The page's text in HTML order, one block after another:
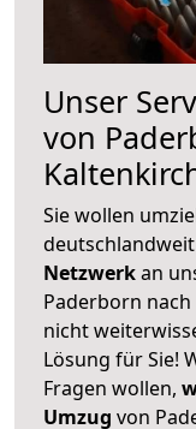
Unser
von
Sie wollen
Netzwerkan
Paderborn
nicht
Lösung für Sie!
Fragen wollen,
Umzug von